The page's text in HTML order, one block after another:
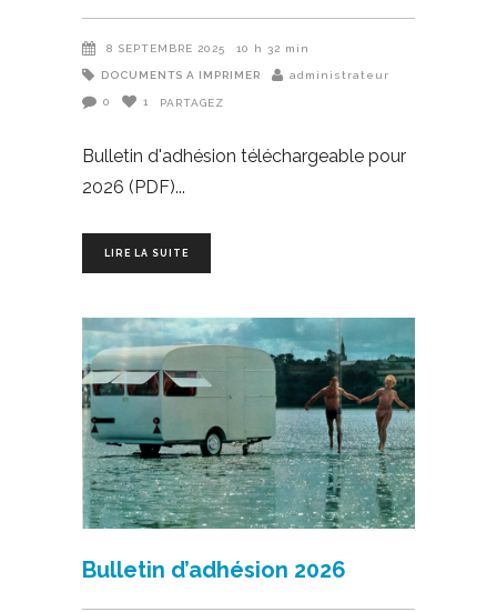
8 SEPTEMBRE 2025 10 h 32 min
DOCUMENTS A IMPRIMER administrateur
0 1 PARTAGEZ
Bulletin d'adhésion téléchargeable pour
2026 (PDF)
LIRE LA SUITE
Bulletin d’adhésion 2026